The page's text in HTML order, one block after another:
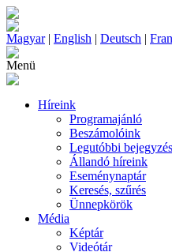
Magyar| English | Deutsch |
Menü
Híreink
Programajánló
Beszámolóink
Legutóbbi
Állandó híreink
Eseménynaptár
Keresés, szűrés
Ünnepkörök
Média
Képtár
Videótár